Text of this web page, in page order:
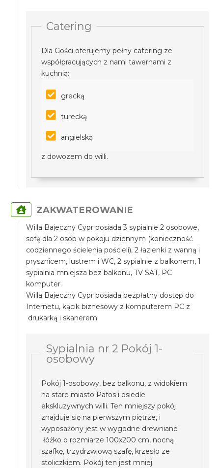
Catering
Dla Gości oferujemy pełny catering ze
współpracujących z nami tawernami z
kuchnią:
grecką
turecką
angielską
z dowozem do willi.
ZAKWATEROWANIE
Willa Bajeczny Cypr posiada 3 sypialnie 2 osobowe,
sofę dla 2 osób w pokoju dziennym (konieczność
codziennego ścielenia pościeli), 2 łazienki z wanną i
prysznicem, lustrem i WC, 2 sypialnie z balkonem, 1
sypialnia mniejsza bez balkonu, TV SAT, PC
komputer.
Willa Bajeczny Cypr posiada bezpłatny dostęp do
Internetu, kącik biznesowy z komputerem PC z
drukarką i skanerem.
Sypialnia nr 2 Pokój 1-
osobowy
Pokój 1-osobowy, bez balkonu, z widokiem
na stare miasto Pafos i osiedle
ekskluzywnych willi. Ten mniejszy pokój
znajduje się na pierwszym piętrze, i
wyposażony jest w wygodne drewniane
łóżko o rozmiarze 100x200 cm, nocną
szafkę, trzydrzwiową szafę, krzesło ze
stoliczkiem. Pokój ten jest mniej